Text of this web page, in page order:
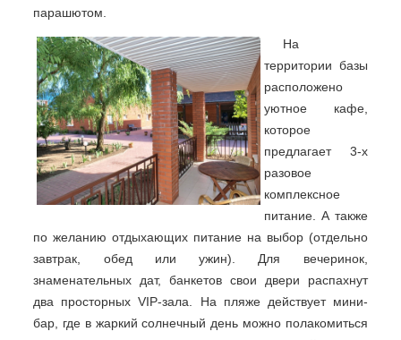
парашютом.
На
территории базы
расположено
уютное кафе,
которое
предлагает 3-х
разовое
комплексное
питание. А также
по желанию отдыхающих питание на выбор (отдельно
завтрак, обед или ужин). Для вечеринок,
знаменательных дат, банкетов свои двери распахнут
два просторных VIP-зала. На пляже действует мини-
бар, где в жаркий солнечный день можно полакомиться